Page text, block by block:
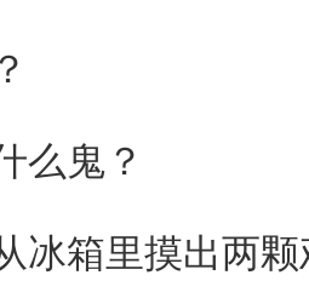
鬼？
箱里摸出两颗